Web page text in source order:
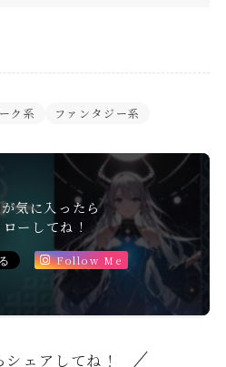
ク系 ファンタジー系
気に入ったら
ローしてね！
Follow Me
ェアしてね！